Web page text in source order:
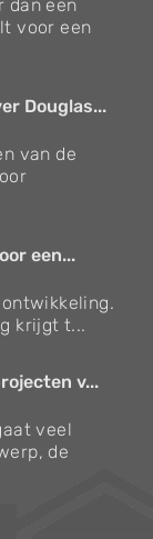
dan een
voor een
Douglas...
van de
een...
krijgt t...
v...
veel
de